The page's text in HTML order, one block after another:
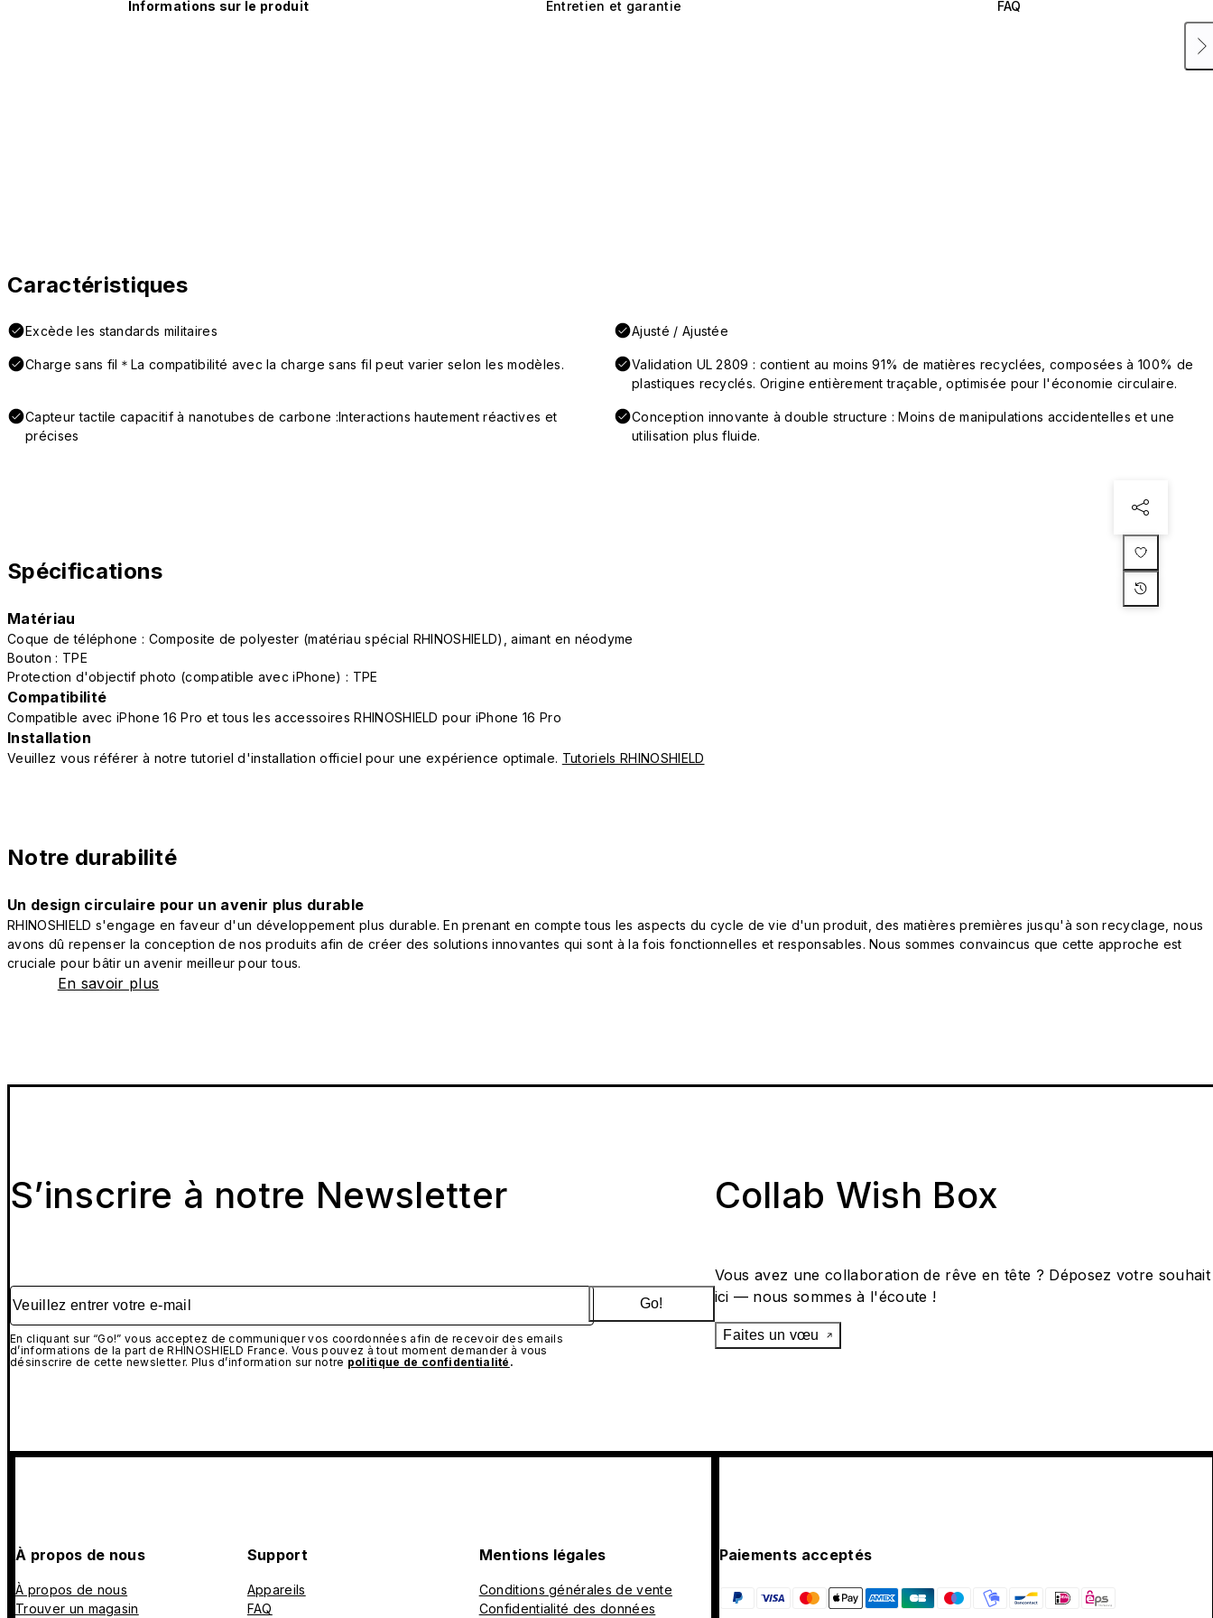
Informations sur le produit Entretien et garantie FAQ
Caractéristiques
Excède les standards militaires Ajusté / Ajustée
Charge sans fil＊La compatibilité avec la charge sans fil peut varier selon les modèles.
Validation UL 2809 : contient au moins 91% de matières recyclées, composées à 100% de
plastiques recyclés. Origine entièrement traçable, optimisée pour l'économie circulaire.
Capteur tactile capacitif à nanotubes de carbone :Interactions hautement réactives et
précises
Conception innovante à double structure : Moins de manipulations accidentelles et une
utilisation plus fluide.
Spécifications
Matériau
Coque de téléphone : Composite de polyester (matériau spécial RHINOSHIELD), aimant en néodyme
Bouton : TPE
Protection d'objectif photo (compatible avec iPhone) : TPE
Compatibilité
Compatible avec iPhone 16 Pro et tous les accessoires RHINOSHIELD pour iPhone 16 Pro
Installation
Veuillez vous référer à notre tutoriel d'installation officiel pour une expérience optimale. Tutoriels RHINOSHIELD
Notre durabilité
Un design circulaire pour un avenir plus durable
RHINOSHIELD s'engage en faveur d'un développement plus durable. En prenant en compte tous les aspects du cycle de vie d'un produit, des matières premières jusqu'à son recyclage, nous
avons dû repenser la conception de nos produits afin de créer des solutions innovantes qui sont à la fois fonctionnelles et responsables. Nous sommes convaincus que cette approche est
cruciale pour bâtir un avenir meilleur pour tous.
En savoir plus
S’inscrire à notre Newsletter
Veuillez entrer votre e-mail
En cliquant sur “Go!” vous acceptez de communiquer vos coordonnées afin de recevoir des emails
d’informations de la part de RHINOSHIELD France. Vous pouvez à tout moment demander à vous
désinscrire de cette newsletter. Plus d’information sur notre politique de confidentialité .
Go!
Collab Wish Box
Vous avez une collaboration de rêve en tête ? Déposez votre souhait
ici — nous sommes à l'écoute !
Faites un vœu
À propos de nous
À propos de nous
Trouver un magasin
Support
Appareils
FAQ
Mentions légales
Conditions générales de vente
Confidentialité des données
Paiements acceptés